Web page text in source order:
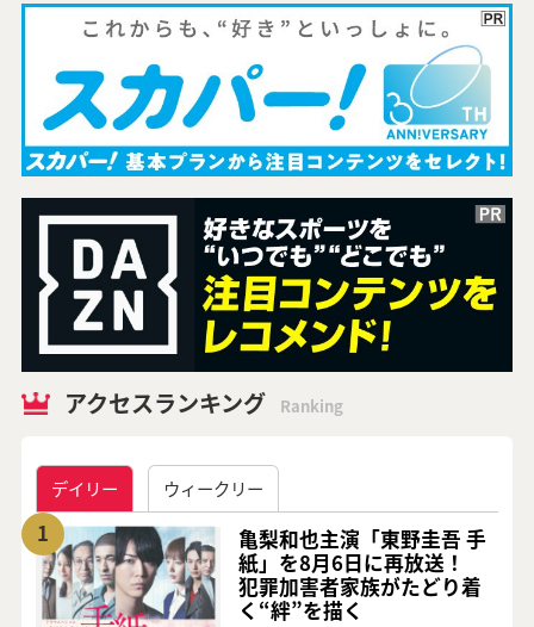
アクセスランキング Ranking
デイリー ウィークリー
1
亀梨和也主演「東野圭吾 手
紙」を8月6日に再放送！
犯罪加害者家族がたどり着
く“絆”を描く